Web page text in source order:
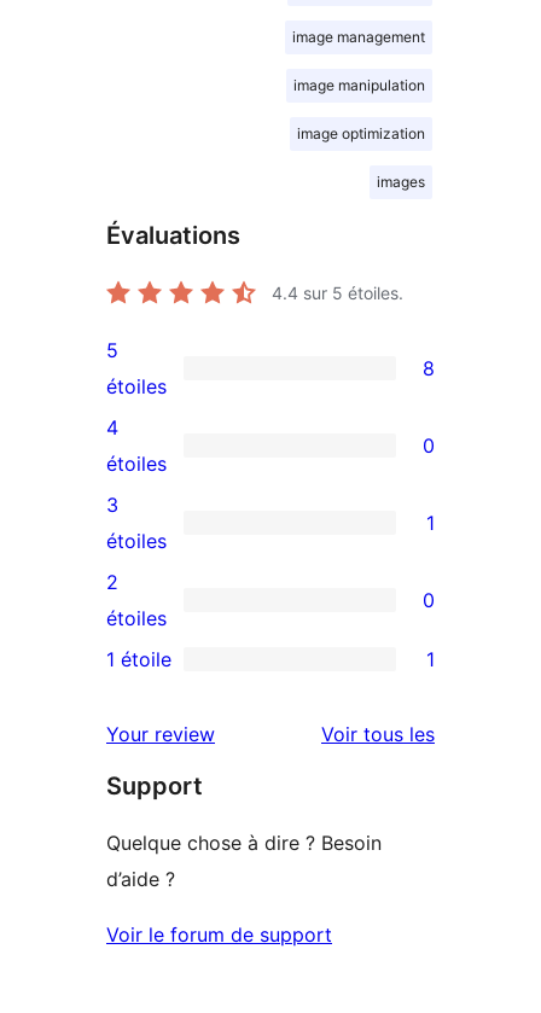
image management
image manipulation
image optimization
images
Évaluations
4.4 sur 5 étoiles.
8
avis
à
5
étoiles
5
étoiles
8
0
avis
à
4
étoile
4
étoiles
0
1
avis
à
3
3
étoiles
1
0
avis
2
2
étoiles
0
à
1
1 étoile 1
Your review Voir tous lesavis
Support
Quelque chose à dire ? Besoin
d’aide ?
Voir le forum de support